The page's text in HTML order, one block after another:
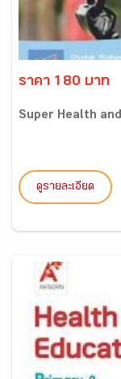
ราคา 180 บาท
Super Health
ดูรายละเอียด